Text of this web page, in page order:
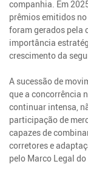
companhia. Em
prêmios emitidos
foram gerados pela
importância
crescimento da
A sucessão de
que a concorrência
continuar intensa,
participação de
capazes de
corretores e
pelo Marco Legal do